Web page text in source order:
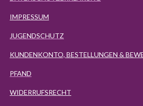
IMPRESSUM
JUGENDSCHUTZ
KUNDENKONTO, BESTELLUNGEN &
PFAND
WIDERRUFSRECHT